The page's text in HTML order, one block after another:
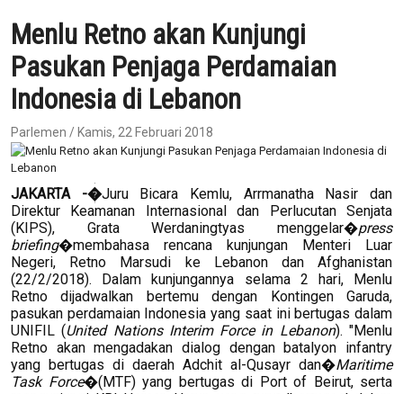
Menlu Retno akan Kunjungi
Pasukan Penjaga Perdamaian
Indonesia di Lebanon
Parlemen / Kamis, 22 Februari 2018
JAKARTA -�Juru Bicara Kemlu, Arrmanatha Nasir dan
Direktur Keamanan Internasional dan Perlucutan Senjata
(KIPS), Grata Werdaningtyas menggelar�press
briefing�membahasa rencana kunjungan Menteri Luar
Negeri, Retno Marsudi ke Lebanon dan Afghanistan
(22/2/2018). Dalam kunjungannya selama 2 hari, Menlu
Retno dijadwalkan bertemu dengan Kontingen Garuda,
pasukan perdamaian Indonesia yang saat ini bertugas dalam
UNIFIL (United Nations Interim Force in Lebanon). "Menlu
Retno akan mengadakan dialog dengan batalyon infantry
yang bertugas di daerah Adchit al-Qusayr dan�Maritime
Task Force�(MTF) yang bertugas di Port of Beirut, serta